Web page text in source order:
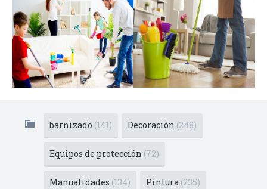
barnizado (141) Decoración (248)
Equipos de protección (72)
Manualidades (134) Pintura (235)